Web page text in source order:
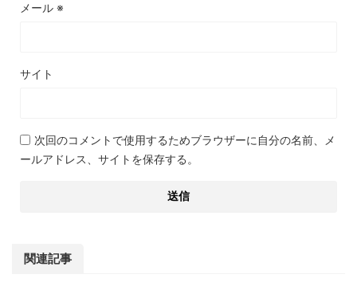
メール ※
サイト
次回のコメントで使用するためブラウザーに自分の名前、メ
ールアドレス、サイトを保存する。
関連記事